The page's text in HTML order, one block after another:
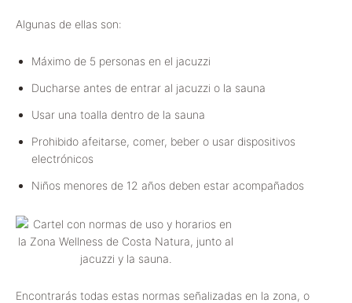
Algunas de ellas son:
Máximo de 5 personas en el jacuzzi
Ducharse antes de entrar al jacuzzi o la sauna
Usar una toalla dentro de la sauna
Prohibido afeitarse, comer, beber o usar dispositivos
electrónicos
Niños menores de 12 años deben estar acompañados
Encontrarás todas estas normas señalizadas en la zona, o